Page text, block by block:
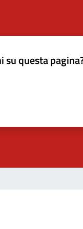
su questa